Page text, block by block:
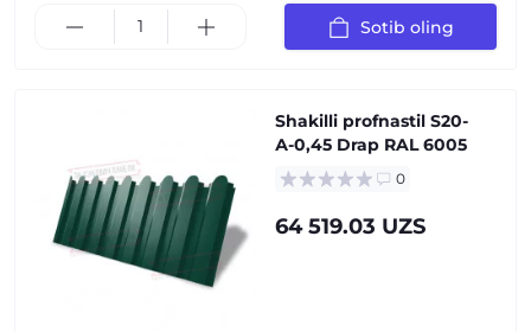
Sotib oling
Shakilli profnastil S20-
А-0,45 Drap RAL 6005
0
64 519.03 UZS